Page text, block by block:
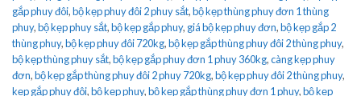
gắp phuy đôi,bộ kẹp phuy đôi 2 phuy sắt,bộ kẹp thùng phuy đơn 1 thùng
phuy,bộ kẹp phuy sắt,bộ kẹp gắp phuy, giá bộ kẹp phuy đơn,bộ kẹp gắp 2
thùng phuy,bộ kẹp phuy đôi 720kg,bộ kẹp gắp thùng phuy đôi 2 thùng phuy,
bộ kẹp thùng phuy sắt,bộ kẹp gắp phuy đơn 1 phuy 360kg,càng kẹp phuy
đơn,bộ kẹp gắp thùng phuy đôi 2 phuy 720kg,bộ kẹp phuy đôi 2 thùng phuy,
kẹp gắp phuy đôi,bộ kẹp phuy,bộ kẹp gắp thùng phuy đơn 1 phuy,bộ kẹp